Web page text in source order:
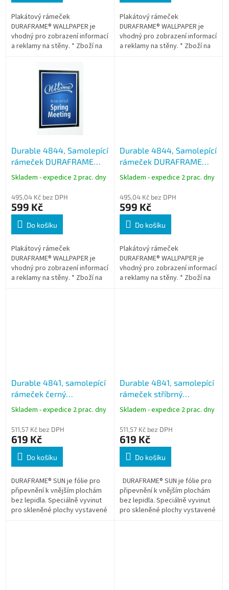
Plakátový rámeček
DURAFRAME® WALLPAPER je
vhodný pro zobrazení informací
a reklamy na stěny. * Zboží na
Plakátový rámeček
DURAFRAME® WALLPAPER je
vhodný pro zobrazení informací
a reklamy na stěny. * Zboží na
Durable 4844, Samolepící
rámeček DURAFRAME
WALLPAPER černý, formát
Skladem - expedice 2 prac. dny
495,04 Kč bez DPH
599 Kč
Do košíku
Plakátový rámeček
DURAFRAME® WALLPAPER je
vhodný pro zobrazení informací
a reklamy na stěny. * Zboží na
Durable 4844, Samolepící
rámeček DURAFRAME
WALLPAPER stříbrný,
Skladem - expedice 2 prac. dny
495,04 Kč bez DPH
599 Kč
Do košíku
Plakátový rámeček
DURAFRAME® WALLPAPER je
vhodný pro zobrazení informací
a reklamy na stěny. * Zboží na
Durable 4841, samolepící
rámeček černý
DURAFRAME SUN formát
A4, balení 2 ks
Skladem - expedice 2 prac. dny
511,57 Kč bez DPH
619 Kč
Do košíku
DURAFRAME® SUN je fólie pro
připevnění k vnějším plochám
bez lepidla. Speciálně vyvinut
pro skleněné plochy vystavené
Durable 4841, samolepící
rámeček stříbrný
DURAFRAME SUN formát
A4, balení 2 ks
Skladem - expedice 2 prac. dny
511,57 Kč bez DPH
619 Kč
Do košíku
DURAFRAME® SUN je fólie pro
připevnění k vnějším plochám
bez lepidla. Speciálně vyvinut
pro skleněné plochy vystavené